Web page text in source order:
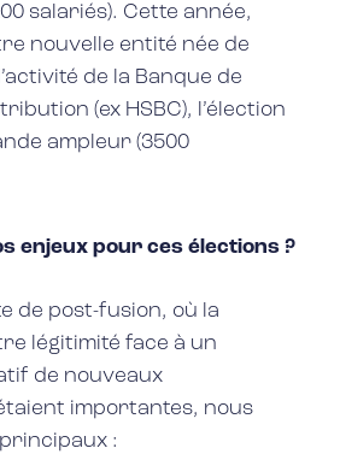
salariés). Cette année,
nouvelle entité née de
de la Banque de
(ex HSBC), l’élection
ampleur (3500
enjeux pour ces élections ?
de post-fusion, où la
légitimité face à un
de nouveaux
importantes, nous
: